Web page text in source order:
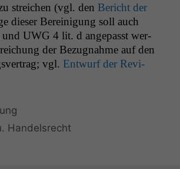
stre­ichen (vgl. den Bericht der
dieser Bere­ini­gung soll auch
UWG 4 lit. d angepasst wer­
der Bezug­nahme auf den
vgl. Entwurf der Revi­
Handelsrecht